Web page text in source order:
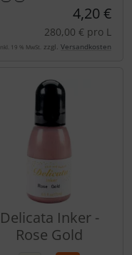
4,20 €
280,00 € pro L
inkl. 19 % MwSt. zzgl. Versandkosten
Delicata Inker -
Rose Gold